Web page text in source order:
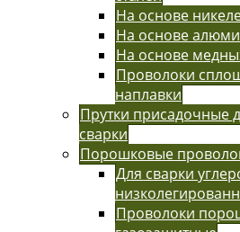
На основе
На основе
На основе
Проволоки
наплавки
Прутки присадочные
сварки
Порошковые
Для сварки
Проволоки